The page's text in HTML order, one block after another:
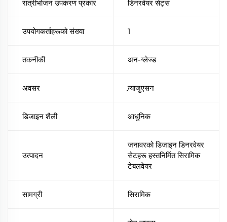
रात्रीभोजन उपकरण प्रकार डिनरवेयर सेट्स
उपयोगकर्ताहरूको संख्या 1
तकनीकी अन-ग्लेज्ड
अवसर ग्र्याजुएसन
डिजाइन शैली आधुनिक
उत्पादन
जनावरको डिजाइन डिनरवेयर
सेटहरू हस्तनिर्मित सिरामिक
टेबलवेयर
सामग्री सिरामिक